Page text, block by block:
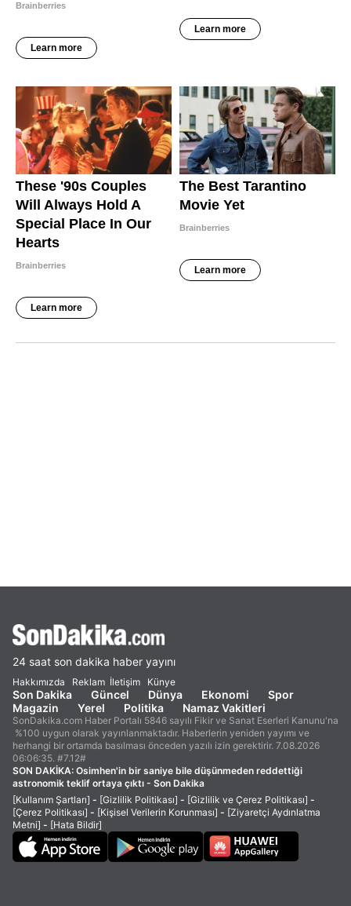
24 saat son dakika haber yayını
Hakkımızda Reklam İletişim Künye
Son Dakika Güncel Dünya Ekonomi
Spor
Magazin
Yerel Politika Namaz Vakitleri
SonDakika.com Haber Portalı 5846 sayılı Fikir ve Sanat Eserleri Kanunu'na
%100 uygun olarak yayınlanmaktadır. Haberlerin yeniden yayımı ve
herhangi bir ortamda basılması önceden yazılı izin gerektirir. 7.08.2026
06:06:35. #7.12#
SON DAKİKA: Osimhen'in bir saniye bile düşünmeden reddettiği
astronomik teklif ortaya çıktı - Son Dakika
[Kullanım Şartları] - [Gizlilik Politikası] - [Gizlilik ve Çerez Politikası] -
[Çerez Politikası] - [Kişisel Verilerin Korunması] - [Ziyaretçi Aydınlatma
Metni] - [Hata Bildir]